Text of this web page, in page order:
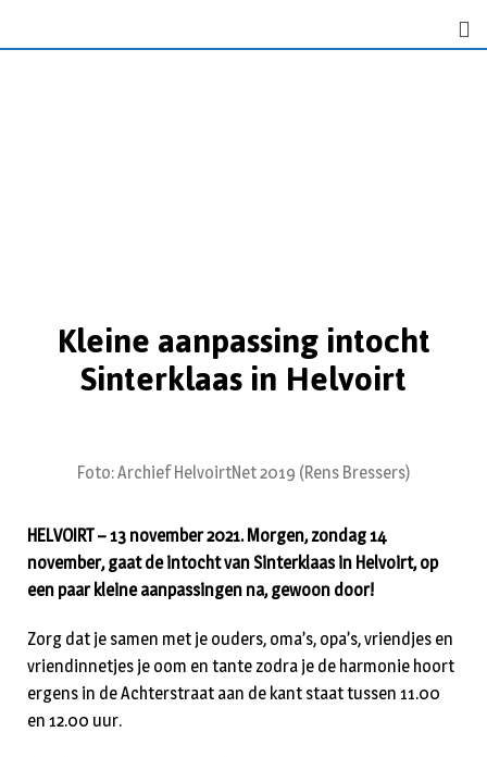
Kleine aanpassing intocht
Sinterklaas in Helvoirt
Foto: Archief HelvoirtNet 2019 (Rens Bressers)
HELVOIRT – 13 november 2021. Morgen, zondag 14
november, gaat de intocht van Sinterklaas in Helvoirt, op
een paar kleine aanpassingen na, gewoon door!
Zorg dat je samen met je ouders, oma’s, opa’s, vriendjes en
vriendinnetjes je oom en tante zodra je de harmonie hoort
ergens in de Achterstraat aan de kant staat tussen 11.00
en 12.00 uur.